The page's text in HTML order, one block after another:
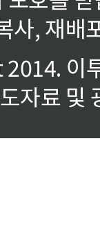
사, 재배
이
자료